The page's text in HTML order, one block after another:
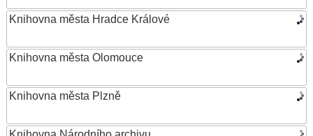
Knihovna města Hradce Králové
Knihovna města Olomouce
Knihovna města Plzně